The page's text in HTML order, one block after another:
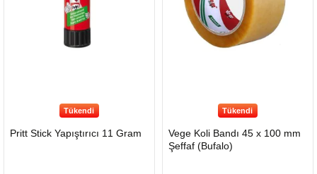
Tükendi
Pritt Stick Yapıştırıcı 11 Gram
Tükendi
Vege Koli Bandı 45 x 100 mm
Şeffaf (Bufalo)